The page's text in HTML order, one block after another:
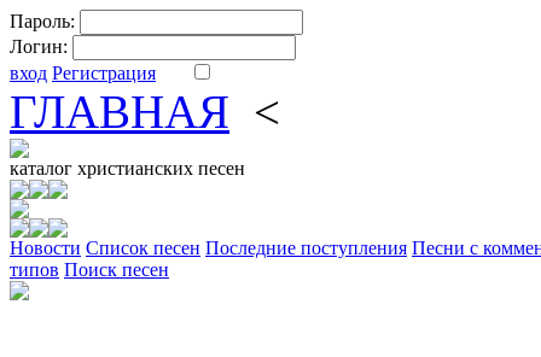
Пароль:
Логин:
вход Регистрация
ГЛАВНАЯ <
каталог христианских песен
Новости Cписок песен Последние поступления Песни с
типов Поиск песен